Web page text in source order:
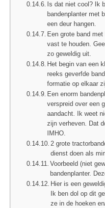
Is dat niet cool? Ik
bandenplanter met
een deur hangen.
Een grote band
vast te houden.
zo geweldig uit.
Het begin van een
reeks geverfde
formatie op elkaar
Een enorm
verspreid over een
aandacht. Ik weet
zijn verheven. Dat
IMHO.
2 grote
dienst doen als
Voorbeeld (niet
bandenplanter.
Hier is een
Ik ben dol op dit
ze in de hoeken